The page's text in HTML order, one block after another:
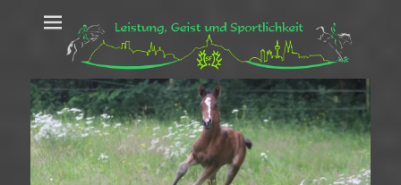
Leistung, Geist
und Sportlichkeit
Trakehner aus dem Herzen des Rheinlands